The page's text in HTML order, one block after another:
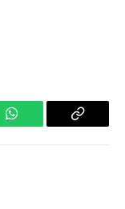
WhatsApp Copy